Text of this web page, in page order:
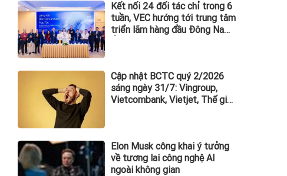
Kết nối 24 đối tác chỉ trong 6
tuần, VEC hướng tới trung tâm
triển lãm hàng đầu Đông Nam
Cập nhật BCTC quý 2/2026
sáng ngày 31/7: Vingroup,
Vietcombank, Vietjet, Thế giới
Elon Musk công khai ý tưởng
về tương lai công nghệ AI
ngoài không gian